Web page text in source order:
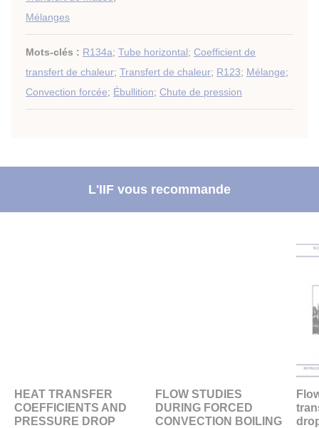
Mélanges
Mots-clés : R134a; Tube horizontal; Coefficient de
transfert de chaleur; Transfert de chaleur; R123; Mélange;
Convection forcée; Ébullition; Chute de pression
L'IIF vous recommande
HEAT TRANSFER
COEFFICIENTS AND
PRESSURE DROP
FLOW STUDIES
DURING FORCED
CONVECTION BOILING